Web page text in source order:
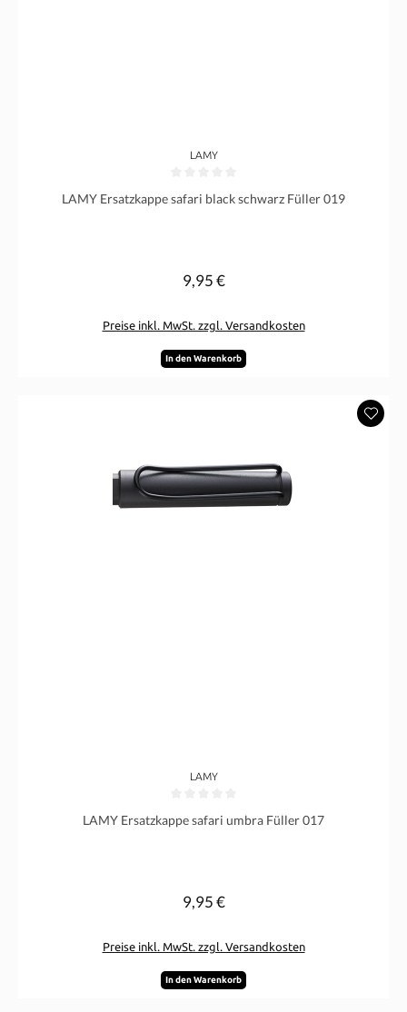
LAMY
LAMY Ersatzkappe safari black schwarz Füller 019
Regulärer Preis:
9,95 €
Preise inkl. MwSt. zzgl. Versandkosten
In den Warenkorb
LAMY
LAMY Ersatzkappe safari umbra Füller 017
Regulärer Preis:
9,95 €
Preise inkl. MwSt. zzgl. Versandkosten
In den Warenkorb